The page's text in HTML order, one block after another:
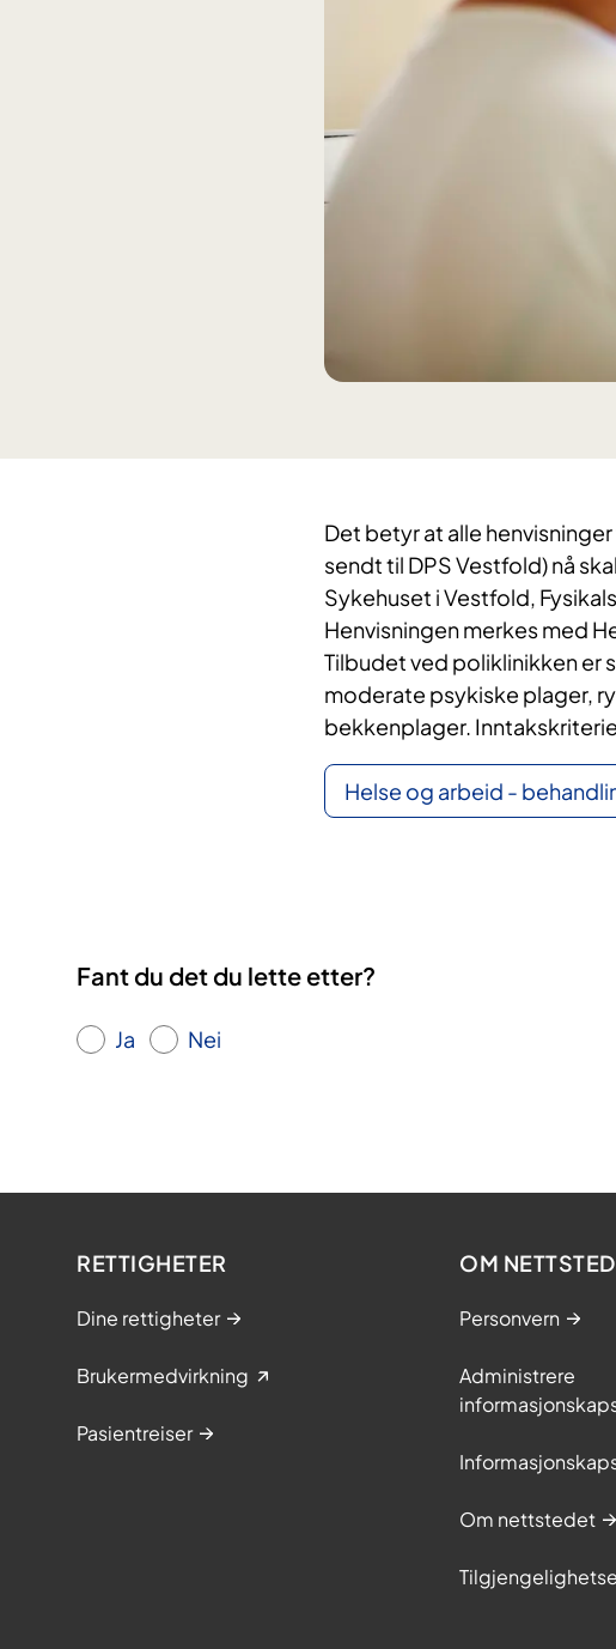
Det betyr at alle
sendt til DPS Vestfold) nå
Sykehuset i Vestfold,
Henvisningen merkes med
Tilbudet ved poliklinikken er
moderate psykiske plager,
bekkenplager.
Helse og arbeid -
Fant du det du lette etter?
Ja Nei
RETTIGHETER
Dine rettigheter
Brukermedvirkning
Pasientreiser
OM
Personvern
Administrere
Om nettstedet